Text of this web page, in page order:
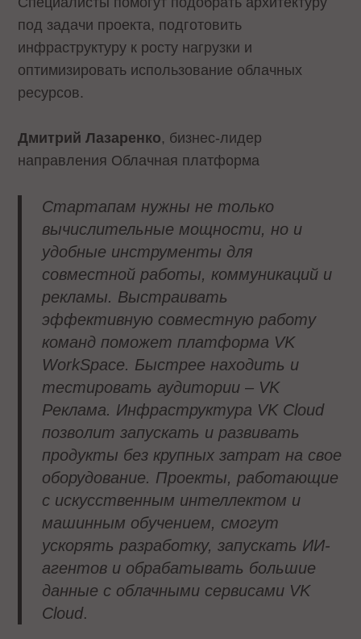
под задачи проекта, подготовить
инфраструктуру к росту нагрузки и
оптимизировать использование облачных
ресурсов.
Дмитрий Лазаренко, бизнес-лидер
направления Облачная платформа
Стартапам нужны не только
вычислительные мощности, но и
удобные инструменты для
совместной работы, коммуникаций и
рекламы. Выстраивать
эффективную совместную работу
команд поможет платформа VK
WorkSpace. Быстрее находить и
тестировать аудитории – VK
Реклама. Инфраструктура VK Cloud
позволит запускать и развивать
продукты без крупных затрат на свое
оборудование. Проекты, работающие
с искусственным интеллектом и
машинным обучением, смогут
ускорять разработку, запускать ИИ-
агентов и обрабатывать большие
данные с облачными сервисами VK
Cloud.